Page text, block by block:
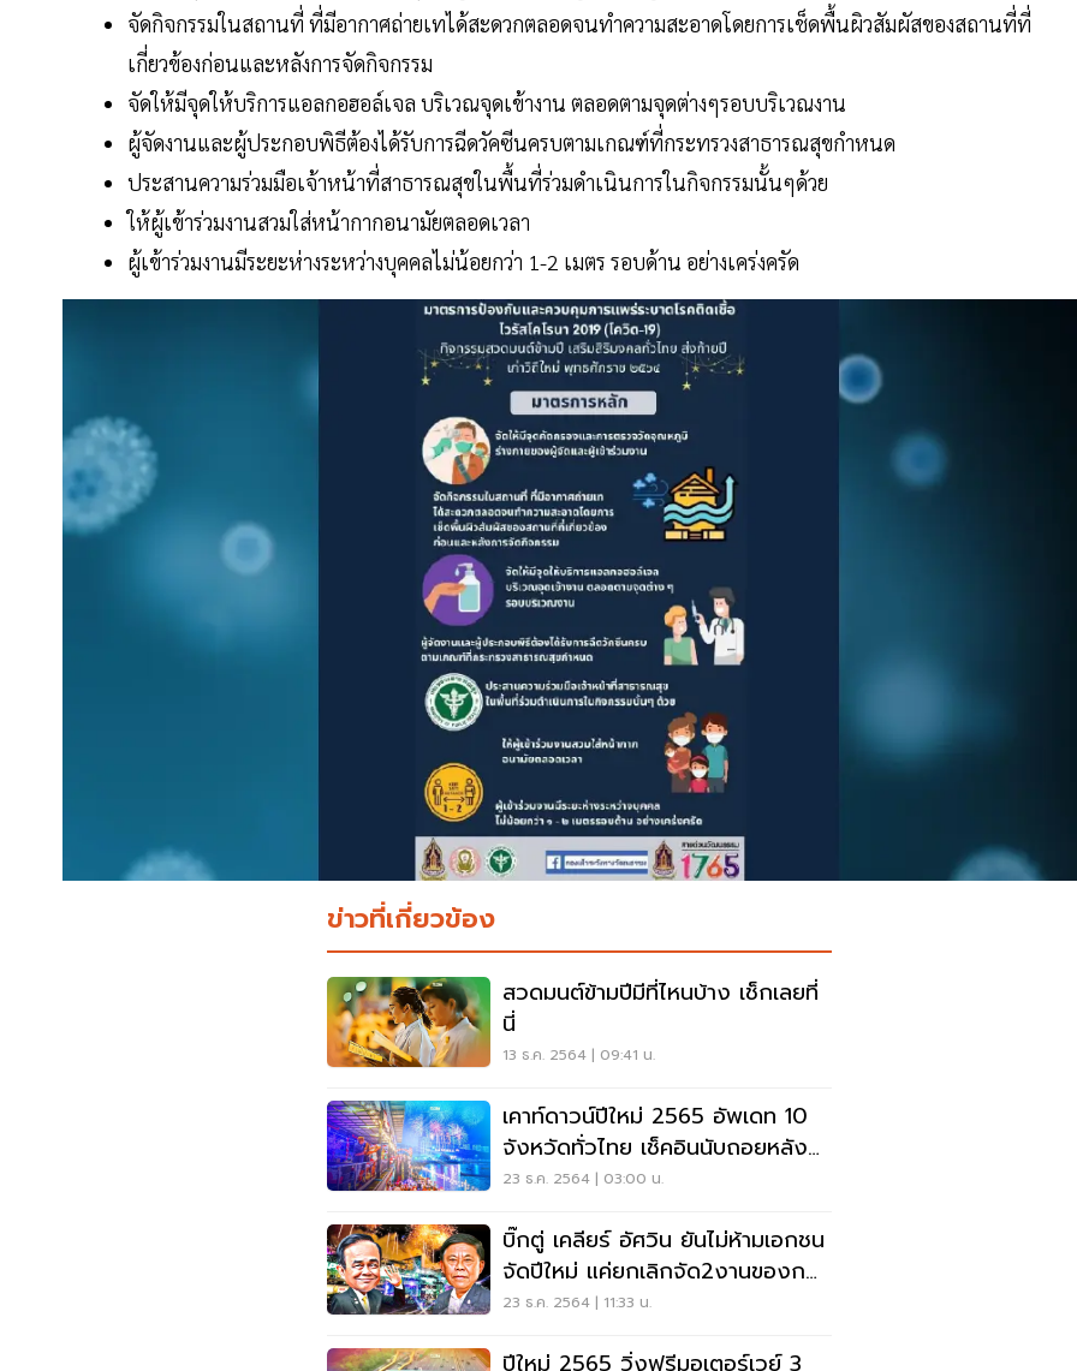
จัดกิจกรรมในสถานที่ ที่มีอากาศถ่ายเทได้สะดวกตลอดจนทำความสะอาดโดยการเช็ดพื้นผิวสัมผัสของสถานที่ที่
เกี่ยวข้องก่อนและหลังการจัดกิจกรรม
จัดให้มีจุดให้บริการแอลกอฮอล์เจล บริเวณจุดเข้างาน ตลอดตามจุดต่างๆรอบบริเวณงาน
ผู้จัดงานและผู้ประกอบพิธีต้องได้รับการฉีดวัคซีนครบตามเกณฑ์ที่กระทรวงสาธารณสุขกำหนด
ประสานความร่วมมือเจ้าหน้าที่สาธารณสุขในพื้นที่ร่วมดำเนินการในกิจกรรมนั้นๆด้วย
ให้ผู้เข้าร่วมงานสวมใส่หน้ากากอนามัยตลอดเวลา
ผู้เข้าร่วมงานมีระยะห่างระหว่างบุคคลไม่น้อยกว่า 1-2 เมตร รอบด้าน อย่างเคร่งครัด
ข่าวที่เกี่ยวข้อง
สวดมนต์ข้ามปีมีที่ไหนบ้าง เช็กเลยที่
นี่
13 ธ.ค. 2564 | 09:41 น.
เคาท์ดาวน์ปีใหม่ 2565 อัพเดท 10
จังหวัดทั่วไทย เช็คอินนับถอยหลังสู่
ปี 2022
23 ธ.ค. 2564 | 03:00 น.
บิ๊กตู่ เคลียร์ อัศวิน ยันไม่ห้ามเอกชน
จัดปีใหม่ แค่ยกเลิกจัด2งานของก
ทม.
23 ธ.ค. 2564 | 11:33 น.
ปีใหม่ 2565 วิ่งฟรีมอเตอร์เวย์ 3